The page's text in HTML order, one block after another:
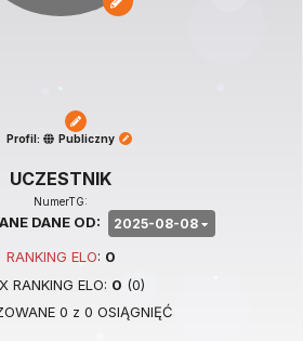
Profil: Publiczny
UCZESTNIK
NumerTG:
DANE OD: 2025-08-08
RANKING ELO: 0
RANKING ELO: 0 (0)
0 z 0 OSIĄGNIĘĆ